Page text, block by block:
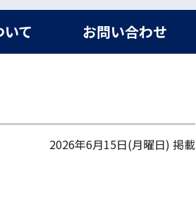
て お問い合わせ
2026年6月15日(月曜日) 掲載